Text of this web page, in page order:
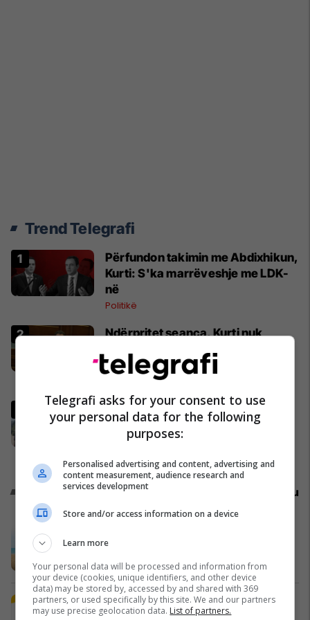
Trend Telegrafi
Përfundon takimin me Abdixhikun,
Kurti: S'ka marrëveshje me LDK-
në
Politikë
Ndërpritet seanca, Kurti nuk
kryeparlamentar - kërkon kohë
shtesë për marrëveshje politike
“Marre duhet me ju ardhë, turp
për votat që i keni”, njëri nga
protestuesit i drejtohet Bedri
Promo Reklamo këtu
mund t’ju sjellin një banesë
Banka Ekonomike
Plan B Creative rrit ndikimin e
biznesit tuaj online
Telegrafi asks for your consent to use
your personal data for the following
purposes:
Personalised advertising and content, advertising and
content measurement, audience research and
services development
Store and/or access information on a device
Learn more
Your personal data will be processed and information from
your device (cookies, unique identifiers, and other device
data) may be stored by, accessed by and shared with 369
partners, or used specifically by this site. We and our partners
may use precise geolocation data. List of partners.